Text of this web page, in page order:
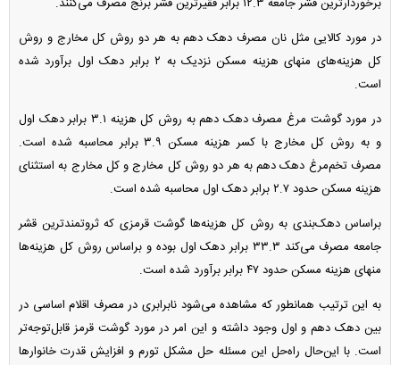
برخوردارترین قشر جامعه ۱۲.۳ برابر فقیرترین قشر برنج مصرف می‌کنند.
در مورد کالایی مثل نان مصرف دهک دهم به هر دو روش کل مخارج و روش
کل هزینه‌های منهای هزینه مسکن نزدیک به ۲ برابر دهک اول برآورد شده
است.
در مورد گوشت مرغ مصرف دهک دهم به روش کل هزینه ۳.۱ برابر دهک اول
و به روش کل مخارج با کسر هزینه مسکن ۳.۹ برابر محاسبه شده است.
مصرف تخم‌مرغ دهک دهم به هر دو روش کل مخارج و کل مخارج به استثنای
هزینه مسکن حدود ۲.۷ برابر دهک اول محاسبه شده است.
براساس دهک‌بندی به روش کل هزینه‌ها گوشت قرمزی که ثروتمندترین قشر
جامعه مصرف می‌کند ۳۳.۳ برابر دهک اول بوده و براساس روش کل هزینه‌ها
منهای هزینه مسکن حدود ۴۷ برابر برآورد شده است.
به این ترتیب همانطور که مشاهده می‌شود نابرابری در مصرف اقلام اساسی در
بین دهک دهم و اول وجود داشته و این امر در مورد گوشت قرمز قابل‌توجه‌تر
است. با این‌حال راه‌حل این مسئله حل مشکل تورم و افزایش قدرت خانوار‌ها